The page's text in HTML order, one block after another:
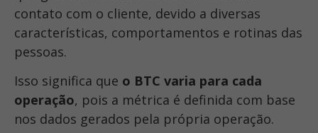
contato com o cliente, devido a diversas
características, comportamentos e rotinas das
pessoas.
Isso significa que o BTC varia para cada
operação, pois a métrica é definida com base
nos dados gerados pela própria operação.